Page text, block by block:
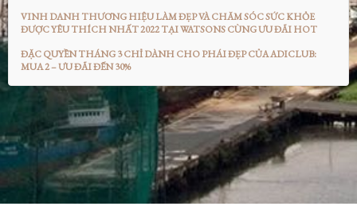
VINH DANH THƯƠNG HIỆU LÀM ĐẸP VÀ CHĂM SÓC SỨC KHỎE
ĐƯỢC YÊU THÍCH NHẤT 2022 TẠI WATSONS CÙNG ƯU ĐÃI HOT
ĐẶC QUYỀN THÁNG 3 CHỈ DÀNH CHO PHÁI ĐẸP CỦA ADICLUB:
MUA 2 – ƯU ĐÃI ĐẾN 30%